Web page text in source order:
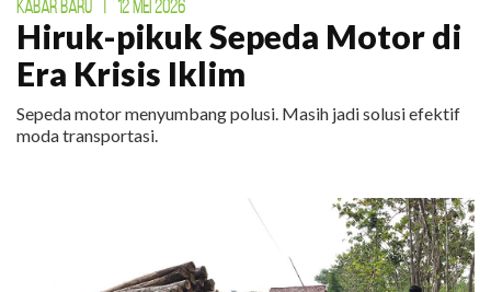
KABAR BARU 12 MEI 2026
Hiruk-pikuk Sepeda Motor di
Era Krisis Iklim
Sepeda motor menyumbang polusi. Masih jadi solusi efektif
moda transportasi.